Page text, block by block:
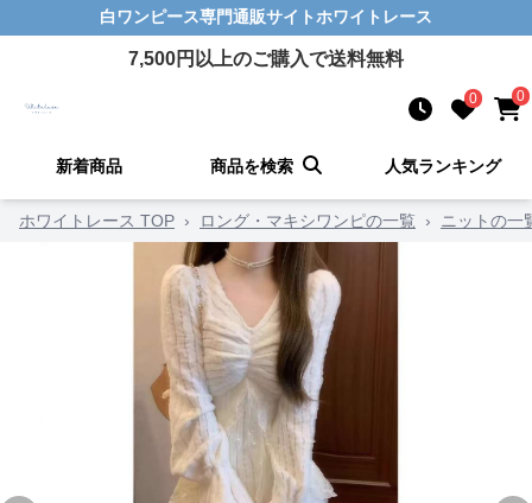
白ワンピース専門通販サイトホワイトレース
7,500円以上のご購入で送料無料
0 0
新着商品 商品を検索 人気ランキング
ホワイトレース TOP › ロング・マキシワンピの一覧 › ニットの一